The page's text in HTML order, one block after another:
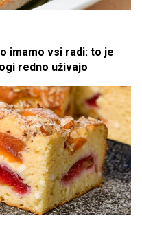
imamo vsi radi: to je
redno uživajo